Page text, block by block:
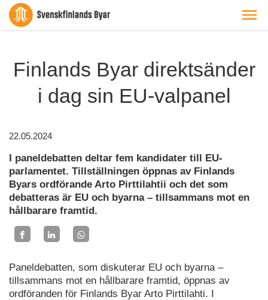
Finlands Byar direktsänder
i dag sin EU-valpanel
22.05.2024
I paneldebatten deltar fem kandidater till EU-
parlamentet. Tillställningen öppnas av Finlands
Byars ordförande Arto Pirttilahtii och det som
debatteras är EU och byarna – tillsammans mot en
hållbarare framtid.
Paneldebatten, som diskuterar EU och byarna –
tillsammans mot en hållbarare framtid, öppnas av
ordföranden för Finlands Byar Arto Pirttilahti. I